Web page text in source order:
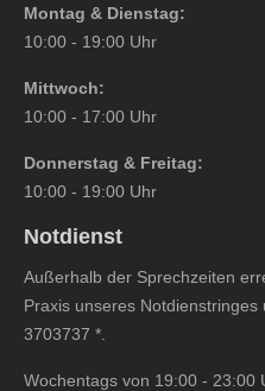
Montag & Dienstag:
10:00 - 19:00 Uhr
Mittwoch:
10:00 - 17:00 Uhr
Donnerstag & Freitag:
10:00 - 19:00 Uhr
Notdienst
Außerhalb der Sprechzeiten
Praxis unseres
3703737 *.
Wochentags von 19:00 - 23:00